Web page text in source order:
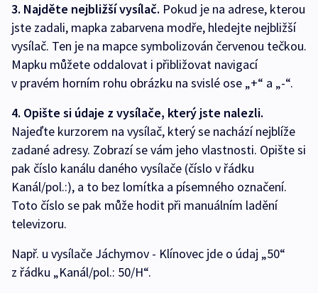
3. Najděte nejbližší vysílač. Pokud je na adrese, kterou
jste zadali, mapka zabarvena modře, hledejte nejbližší
vysílač. Ten je na mapce symbolizován červenou tečkou.
Mapku můžete oddalovat i přibližovat navigací
v pravém horním rohu obrázku na svislé ose „+“ a „-“.
4. Opište si údaje z vysílače, který jste nalezli.
Najeďte kurzorem na vysílač, který se nachází nejblíže
zadané adresy. Zobrazí se vám jeho vlastnosti. Opište si
pak číslo kanálu daného vysílače (číslo v řádku
Kanál/pol.:), a to bez lomítka a písemného označení.
Toto číslo se pak může hodit při manuálním ladění
televizoru.
Např. u vysílače Jáchymov - Klínovec jde o údaj „50“
z řádku „Kanál/pol.: 50/H“.